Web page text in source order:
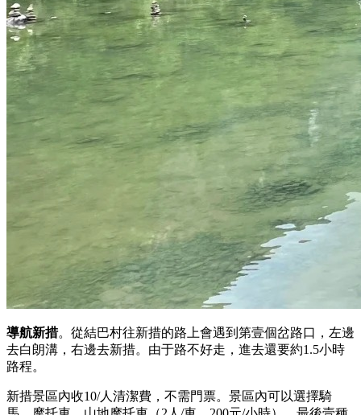
導航新措。從結巴村往新措的路上會遇到第壹個岔路口，左邊
去白朗溝，右邊去新措。由于路不好走，進去還要約1.5小時
路程。
新措景區內收10/人清潔費，不需門票。景區內可以選擇騎